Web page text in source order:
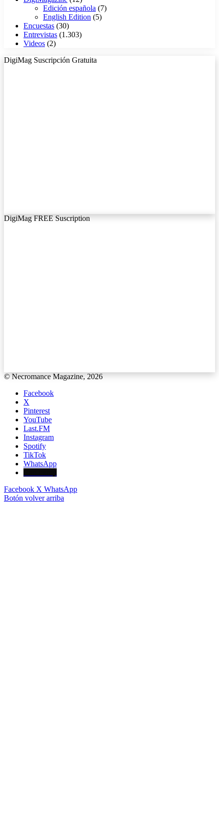
Edición española (7)
English Edition (5)
Encuestas (30)
Entrevistas (1.303)
Videos (2)
DigiMag Suscripción Gratuita
DigiMag FREE Suscription
© Necromance Magazine, 2026
Facebook
X
Pinterest
YouTube
Last.FM
Instagram
Spotify
TikTok
WhatsApp
Facebook X WhatsApp
Botón volver arriba